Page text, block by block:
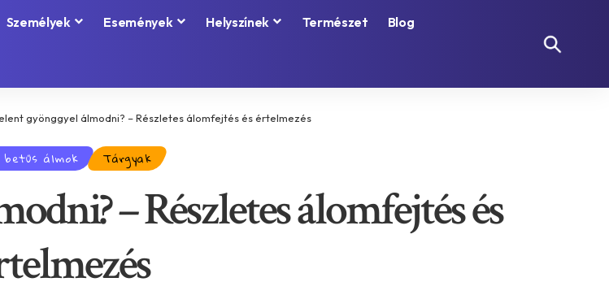
Személyek Események Helyszínek Természet Blog
gyönggyel álmodni? – Részletes álomfejtés és értelmezés
betűs álmok Tárgyak
– Részletes álomfejtés és